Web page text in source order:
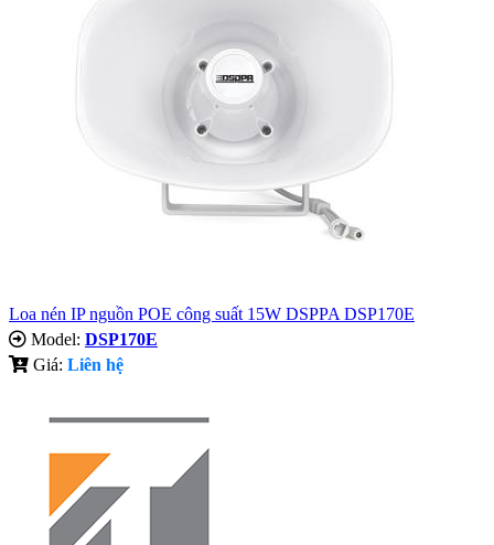
Loa nén IP nguồn POE công suất 15W DSPPA DSP170E
Model: DSP170E
Giá: Liên hệ